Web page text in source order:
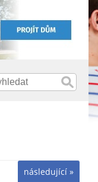
následující »